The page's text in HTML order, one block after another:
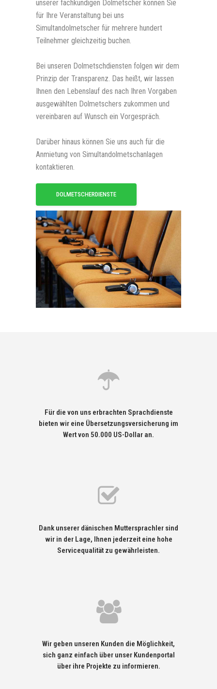
unserer fachkundigen Dolmetscher können Sie
für Ihre Veranstaltung bei uns
Simultandolmetscher für mehrere hundert
Teilnehmer gleichzeitig buchen.
Bei unseren Dolmetschdiensten folgen wir dem
Prinzip der Transparenz. Das heißt, wir lassen
Ihnen den Lebenslauf des nach Ihren Vorgaben
ausgewählten Dolmetschers zukommen und
vereinbaren auf Wunsch ein Vorgespräch.
Darüber hinaus können Sie uns auch für die
Anmietung von Simultandolmetschanlagen
kontaktieren.
DOLMETSCHERDIENSTE
Für die von uns erbrachten Sprachdienste
bieten wir eine Übersetzungsversicherung im
Wert von 50.000 US-Dollar an.
Dank unserer dänischen Muttersprachler sind
wir in der Lage, Ihnen jederzeit eine hohe
Servicequalität zu gewährleisten.
Wir geben unseren Kunden die Möglichkeit,
sich ganz einfach über unser Kundenportal
über ihre Projekte zu informieren.